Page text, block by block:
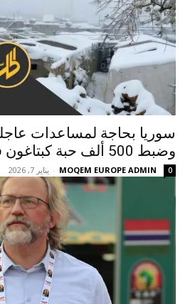
سوريا بحاجة لمساعدات
وضبط 500 ألف حبة كبتاغون في حماة
MOQEM EUROPE ADMIN
- يناير 7, 2026 0